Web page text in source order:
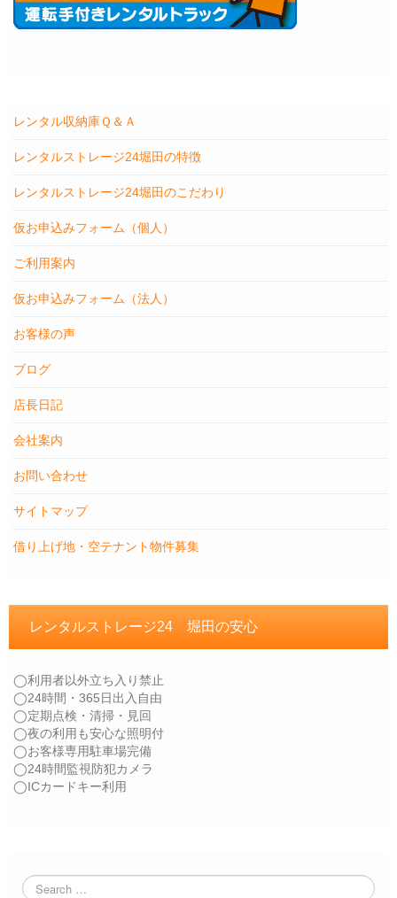
レンタル収納庫Ｑ＆Ａ
レンタルストレージ24堀田の特徴
レンタルストレージ24堀田のこだわり
仮お申込みフォーム（個人）
ご利用案内
仮お申込みフォーム（法人）
お客様の声
ブログ
店長日記
会社案内
お問い合わせ
サイトマップ
借り上げ地・空テナント物件募集
レンタルストレージ24 堀田の安心
◯利用者以外立ち入り禁止
◯24時間・365日出入自由
◯定期点検・清掃・見回
◯夜の利用も安心な照明付
◯お客様専用駐車場完備
◯24時間監視防犯カメラ
◯ICカードキー利用